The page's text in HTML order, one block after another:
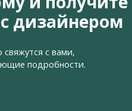
с дизайнером
с вами,
подробности.